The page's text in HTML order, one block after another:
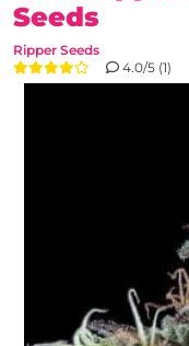
Seeds
Ripper Seeds
4.0/5 (1)